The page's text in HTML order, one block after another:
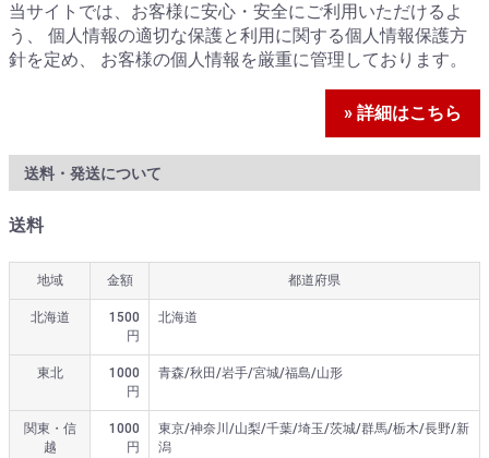
当サイトでは、お客様に安心・安全にご利用いただけるよ
う、 個人情報の適切な保護と利用に関する個人情報保護方
針を定め、 お客様の個人情報を厳重に管理しております。
» 詳細はこちら
送料・発送について
送料
地域 金額 都道府県
北海道
1500
円
北海道
東北
1000
円
青森/秋田/岩手/宮城/福島/山形
関東・信
越
1000
円
東京/神奈川/山梨/千葉/埼玉/茨城/群馬/栃木/長野/新
潟